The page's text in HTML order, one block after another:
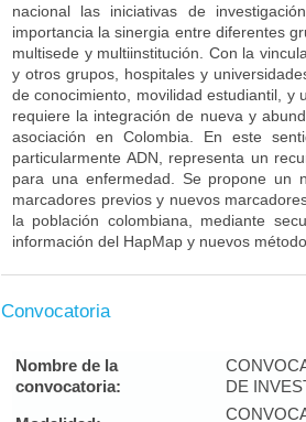
nacional las iniciativas de
importancia la sinergia entre diferentes
multisede y multiinstitución. Con la
y otros grupos, hospitales y
de conocimiento, movilidad estudiantil, y
requiere la integración de nueva y
asociación en Colombia. En este
particularmente ADN, representa un
para una enfermedad. Se propone un
marcadores previos y nuevos
la población colombiana, mediante
información del HapMap y nuevos
Convocatoria
Nombre de la
convocatoria:
DE